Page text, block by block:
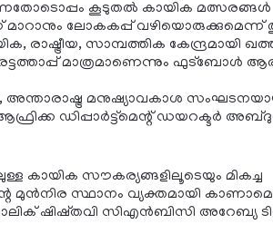
കൂടുതല്‍ കായിക മത്സരങ്ങള്‍
മാറാനും ലോകകപ്പ് വഴിയൊരുക്കുമെന്ന്
സാമ്പത്തിക കേന്ദ്രമായി
മാത്രമാണെന്നും ഫുട്‌ബോള്‍
അന്താരാഷ്ട്ര മനുഷ്യാവകാശ
ഡിപ്പാര്‍ട്ട്മെന്റ് ഡയറക്ടര്‍
കായിക സൗകര്യങ്ങളിലൂടെയും മികച്ച
മുന്‍നിര സ്ഥാനം വ്യക്തമായി
ഷിഷ്തവി സിഎന്‍ബിസി അറേബ്യ